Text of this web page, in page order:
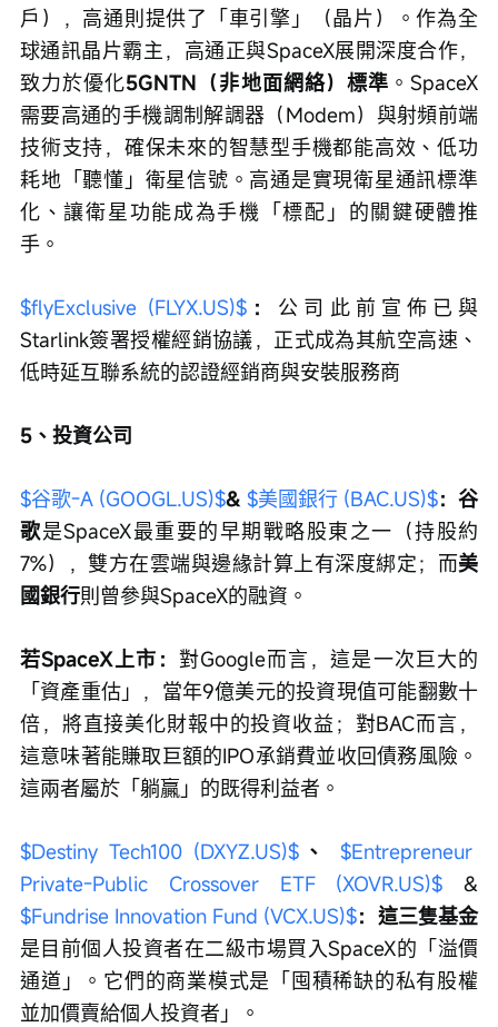
戶），高通則提供了「車引擎」（晶片）。作為全
球通訊晶片霸主，高通正與SpaceX展開深度合作，
致力於優化5GNTN（非地面網絡）標準 。SpaceX
需要高通的手機調制解調器（Modem）與射頻前端
技術支持，確保未來的智慧型手機都能高效、低功
耗地「聽懂」衛星信號。高通是實現衛星通訊標準
化、讓衛星功能成為手機「標配」的關鍵硬體推
手。
$flyExclusive (FLYX.US)$ ： 公司此前宣佈已與
Starlink簽署授權經銷協議，正式成為其航空高速、
低時延互聯系統的認證經銷商與安裝服務商
5、投資公司
$谷歌-A (GOOGL.US)$& $美國銀行 (BAC.US)$：谷
歌是SpaceX最重要的早期戰略股東之一（持股約
7%），雙方在雲端與邊緣計算上有深度綁定；而美
國銀行則曾參與SpaceX的融資。
若SpaceX上市： 對Google而言，這是一次巨大的
「資產重估」，當年9億美元的投資現值可能翻數十
倍，將直接美化財報中的投資收益；對BAC而言，
這意味著能賺取巨額的IPO承銷費並收回債務風險。
這兩者屬於「躺贏」的既得利益者。
$Destiny Tech100 (DXYZ.US)$、 $Entrepreneur
Private-Public Crossover ETF (XOVR.US)$ &
$Fundrise Innovation Fund (VCX.US)$：這三隻基金
是目前個人投資者在二級市場買入SpaceX的「溢價
通道」。它們的商業模式是「囤積稀缺的私有股權
並加價賣給個人投資者」。